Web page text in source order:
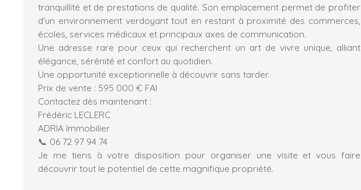
tranquillité et de prestations de qualité. Son emplacement permet de profiter
d'un environnement verdoyant tout en restant à proximité des commerces,
écoles, services médicaux et principaux axes de communication.
Une adresse rare pour ceux qui recherchent un art de vivre unique, alliant
élégance, sérénité et confort au quotidien.
Une opportunité exceptionnelle à découvrir sans tarder.
Prix de vente : 595 000 € FAI
Contactez dès maintenant :
Frédéric LECLERC
ADRIA Immobilier
📞 06 72 97 94 74
Je me tiens à votre disposition pour organiser une visite et vous faire
découvrir tout le potentiel de cette magnifique propriété.